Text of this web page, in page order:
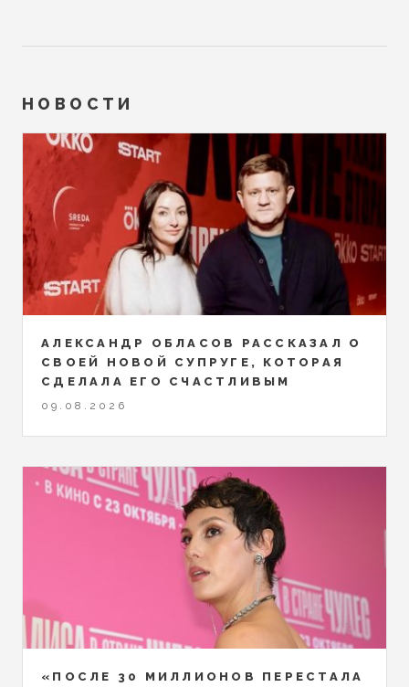
НОВОСТИ
АЛЕКСАНДР ОБЛАСОВ РАССКАЗАЛ О
СВОЕЙ НОВОЙ СУПРУГЕ, КОТОРАЯ
СДЕЛАЛА ЕГО СЧАСТЛИВЫМ
09.08.2026
«ПОСЛЕ 30 МИЛЛИОНОВ ПЕРЕСТАЛА